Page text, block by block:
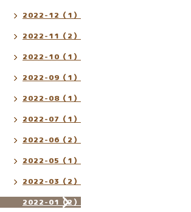
2022-12（1）
2022-11（2）
2022-10（1）
2022-09（1）
2022-08（1）
2022-07（1）
2022-06（2）
2022-05（1）
2022-03（2）
2022-01（2）